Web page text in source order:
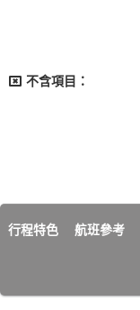
不含項目：
行程特色 航班參考